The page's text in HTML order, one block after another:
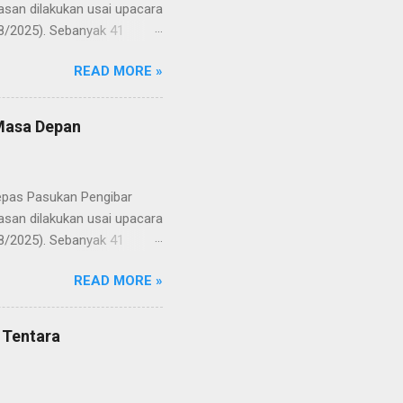
dilakukan usai upacara
2025). Sebanyak 41
menuntaskan
kebangsaan yang
rasa bangga dan
pelatih, serta para
READ MORE »
Depan
Pasukan Pengibar
dilakukan usai upacara
2025). Sebanyak 41
menuntaskan
kebangsaan yang
rasa bangga dan
pelatih, serta para
generasi penerus
READ MORE »